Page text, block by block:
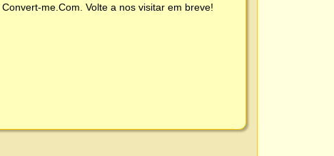
Convert-me.Com . Volte a nos visitar em breve!